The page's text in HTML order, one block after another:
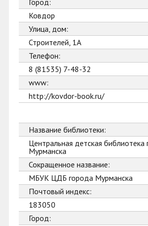
Город:
Ковдор
Улица, дом:
Строителей, 1А
Телефон:
8 (81535) 7-48-32
www:
http://kovdor-book.ru/
Название библиотеки:
Центральная детская библиотека
Мурманска
Сокращенное название:
МБУК ЦДБ города Мурманска
Почтовый индекс:
183050
Город: